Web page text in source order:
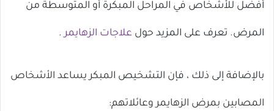
أفضل للأشخاص في المراحل المبكرة أو المتوسطة من
المرض. تعرف على المزيد حول علاجات الزهايمر .
بالإضافة إلى ذلك ، فإن التشخيص المبكر يساعد الأشخاص
المصابين بمرض الزهايمر وعائلاتهم: